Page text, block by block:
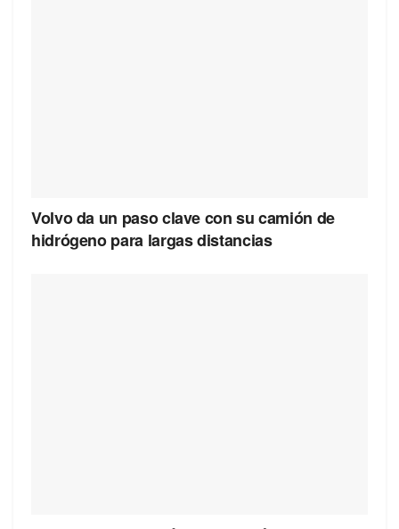
Volvo da un paso clave con su camión de
hidrógeno para largas distancias